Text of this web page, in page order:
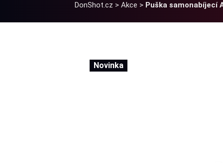
DonShot.cz > Akce > Puška samonabíjecí
Novinka